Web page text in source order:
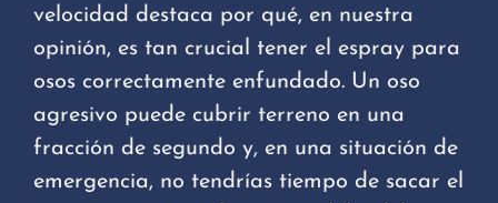
velocidad destaca por qué, en nuestra
opinión, es tan crucial tener el espray para
osos correctamente enfundado. Un oso
agresivo puede cubrir terreno en una
fracción de segundo y, en una situación de
emergencia, no tendrías tiempo de sacar el